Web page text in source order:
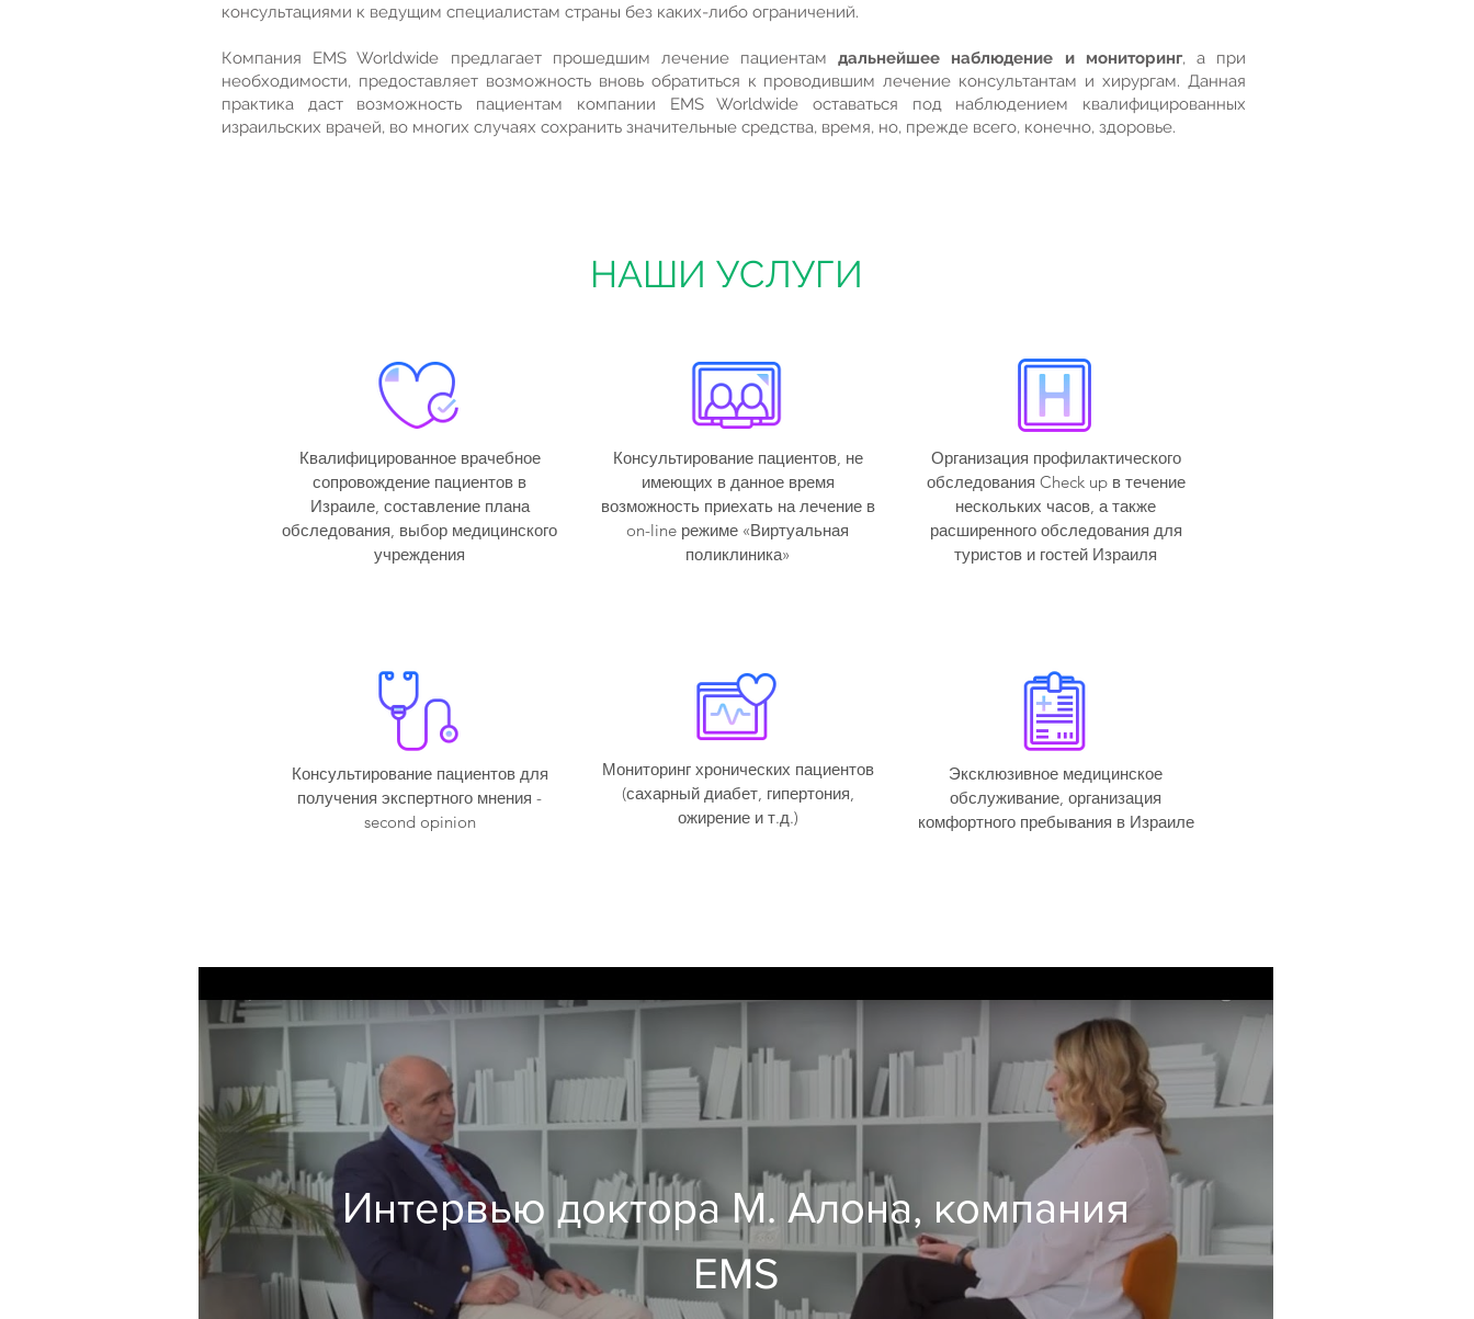
консультациями к ведущим специалистам страны без каких-либо ограничений.
Компания ЕМS Worldwide предлагает прошедшим лечение пациентамдальнейшее наблюдение и мониторинг, а при
необходимости, предоставляет возможность вновь обратиться к проводившим лечение консультантам и хирургам. Данная
практика даст возможность пациентам компании EMS Worldwide оставаться под наблюдением квалифицированных
израильских врачей, во многих случаях сохранить значительные средства, время, но, прежде всего, конечно, здоровье.
НАШИ УСЛУГИ
Квалифицированное врачебное
сопровождение пациентов в
Израиле, составление плана
обследования, выбор медицинского
учреждения
Консультирование пациентов для
получения экспертного мнения -
second opinion
Консультирование пациентов, не
имеющих в данное время
возможность приехать на лечение в
on-line режиме «Виртуальная
поликлиника»
Мониторинг хронических пациентов
(сахарный диабет, гипертония,
ожирение и т.д.)
Организация профилактического
обследования Check up в течение
нескольких часов, а также
расширенного обследования для
туристов и гостей Израиля
Эксклюзивное медицинское
обслуживание, организация
комфортного пребывания в Израиле
Интервью доктора М. Алона, компания
EMS